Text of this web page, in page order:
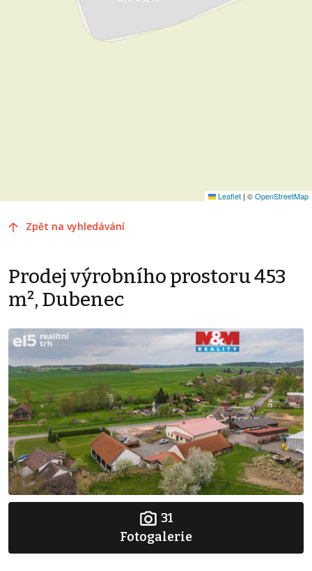
Leaflet | ©OpenStreetMap
Zpět na vyhledávání
Prodej výrobního prostoru 453
m², Dubenec
31
Fotogalerie